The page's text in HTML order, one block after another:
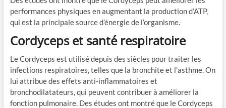
performances physiques en augmentant la production d’ATP,
qui est la principale source d’énergie de l’organisme.
Cordyceps et santé respiratoire
Le Cordyceps est utilisé depuis des siècles pour traiter les
infections respiratoires, telles que la bronchite et l’asthme. On
lui attribue des effets anti-inflammatoires et
bronchodilatateurs, qui peuvent contribuer à améliorer la
fonction pulmonaire. Des études ont montré que le Cordyceps